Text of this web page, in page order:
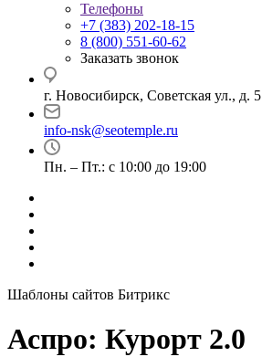
Телефоны
+7 (383) 202-18-15
8 (800) 551-60-62
Заказать звонок
г. Новосибирск, Советская ул., д. 5
info-nsk@seotemple.ru
Пн. – Пт.: с 10:00 до 19:00
Шаблоны сайтов Битрикс
Аспро: Курорт 2.0